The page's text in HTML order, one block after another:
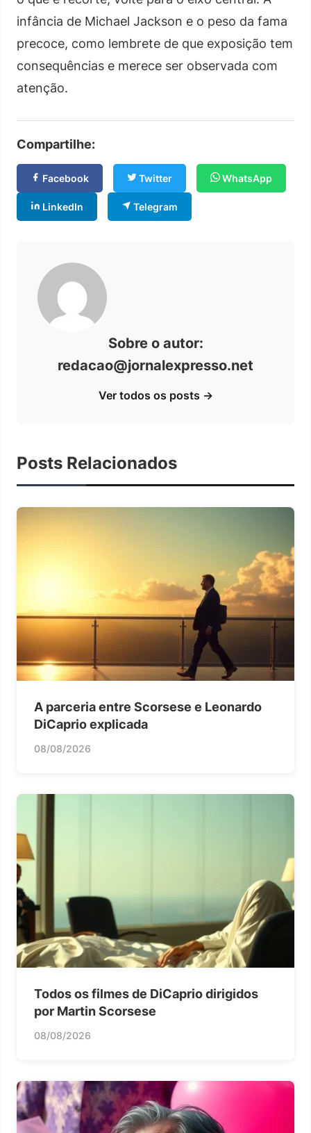
infância de Michael Jackson e o peso da fama
precoce, como lembrete de que exposição tem
consequências e merece ser observada com
atenção.
Compartilhe:
Facebook Twitter WhatsApp
LinkedIn Telegram
Sobre o autor:
redacao@jornalexpresso.net
Ver todos os posts →
Posts Relacionados
A parceria entre Scorsese e Leonardo
DiCaprio explicada
08/08/2026
Todos os filmes de DiCaprio dirigidos
por Martin Scorsese
08/08/2026